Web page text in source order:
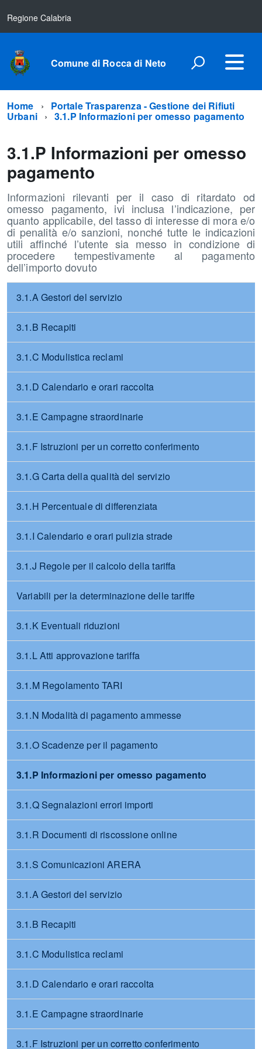
Regione Calabria
Comune di Rocca di Neto
Home Portale Trasparenza - Gestione dei Rifiuti
Urbani 3.1.P Informazioni per omesso pagamento
3.1.P Informazioni per omesso
pagamento
Informazioni rilevanti per il caso di ritardato od
omesso pagamento, ivi inclusa l’indicazione, per
quanto applicabile, del tasso di interesse di mora e/o
di penalità e/o sanzioni, nonché tutte le indicazioni
utili affinché l’utente sia messo in condizione di
procedere tempestivamente al pagamento
dell’importo dovuto
3.1.A Gestori del servizio
3.1.B Recapiti
3.1.C Modulistica reclami
3.1.D Calendario e orari raccolta
3.1.E Campagne straordinarie
3.1.F Istruzioni per un corretto conferimento
3.1.G Carta della qualità del servizio
3.1.H Percentuale di differenziata
3.1.I Calendario e orari pulizia strade
3.1.J Regole per il calcolo della tariffa
Variabili per la determinazione delle tariffe
3.1.K Eventuali riduzioni
3.1.L Atti approvazione tariffa
3.1.M Regolamento TARI
3.1.N Modalità di pagamento ammesse
3.1.O Scadenze per il pagamento
3.1.P Informazioni per omesso pagamento
3.1.Q Segnalazioni errori importi
3.1.R Documenti di riscossione online
3.1.S Comunicazioni ARERA
3.1.A Gestori del servizio
3.1.B Recapiti
3.1.C Modulistica reclami
3.1.D Calendario e orari raccolta
3.1.E Campagne straordinarie
3.1.F Istruzioni per un corretto conferimento